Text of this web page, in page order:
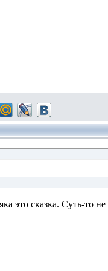
это сказка. Суть-то не